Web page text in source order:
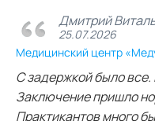
Дмитрий
25.07.2026
Медицинский центр
С задержкой было
Заключение пришло
Практикантов много